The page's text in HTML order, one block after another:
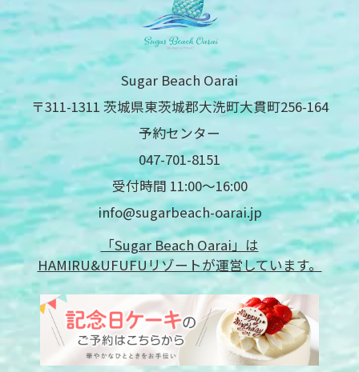
Sugar Beach Oarai
〒311-1311 茨城県東茨城郡大洗町大貫町256-164
予約センター
047-701-8151
受付時間 11:00〜16:00
info@sugarbeach-oarai.jp
「Sugar Beach Oarai」は
HAMIRU&UFUFUリゾートが運営しています。